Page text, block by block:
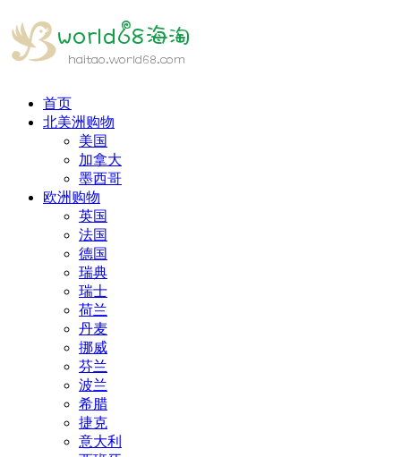
首页
北美洲购物
美国
加拿大
墨西哥
欧洲购物
英国
法国
德国
瑞典
瑞士
荷兰
丹麦
挪威
芬兰
波兰
希腊
捷克
意大利